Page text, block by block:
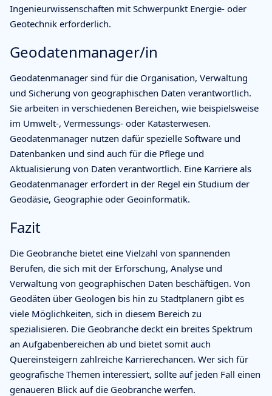
Ingenieurwissenschaften mit Schwerpunkt Energie- oder
Geotechnik erforderlich.
Geodatenmanager/in
Geodatenmanager sind für die Organisation, Verwaltung
und Sicherung von geographischen Daten verantwortlich.
Sie arbeiten in verschiedenen Bereichen, wie beispielsweise
im Umwelt-, Vermessungs- oder Katasterwesen.
Geodatenmanager nutzen dafür spezielle Software und
Datenbanken und sind auch für die Pflege und
Aktualisierung von Daten verantwortlich. Eine Karriere als
Geodatenmanager erfordert in der Regel ein Studium der
Geodäsie, Geographie oder Geoinformatik.
Fazit
Die Geobranche bietet eine Vielzahl von spannenden
Berufen, die sich mit der Erforschung, Analyse und
Verwaltung von geographischen Daten beschäftigen. Von
Geodäten über Geologen bis hin zu Stadtplanern gibt es
viele Möglichkeiten, sich in diesem Bereich zu
spezialisieren. Die Geobranche deckt ein breites Spektrum
an Aufgabenbereichen ab und bietet somit auch
Quereinsteigern zahlreiche Karrierechancen. Wer sich für
geografische Themen interessiert, sollte auf jeden Fall einen
genaueren Blick auf die Geobranche werfen.